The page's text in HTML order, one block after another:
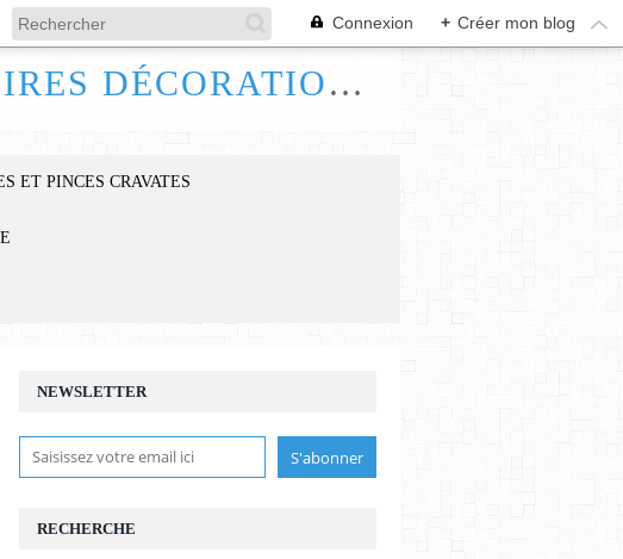
Connexion + Créer mon blog
FRANCE HANDI ART, BIJOUX ACCESSOIRES DÉCORATIONS
ET PINCES CRAVATES
NEWSLETTER
RECHERCHE